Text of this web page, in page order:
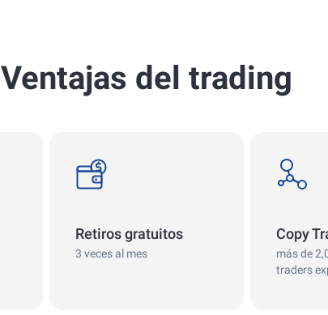
Ventajas del trading
Retiros gratuitos
3 veces al mes
Copy
más de
traders